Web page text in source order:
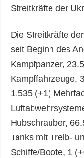
Streitkräfte der
Die Streitkräfte
seit Beginn des
Kampfpanzer,
Kampffahrzeuge,
1.535 (+1)
Hubschrauber,
Tanks mit Treib-
Schiffe/Boote, 1